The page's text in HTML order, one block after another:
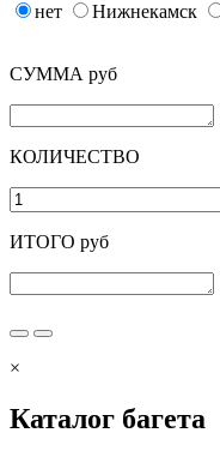
нет Нижнекамск
СУММА руб
КОЛИЧЕСТВО
ИТОГО руб
×
Каталог багета